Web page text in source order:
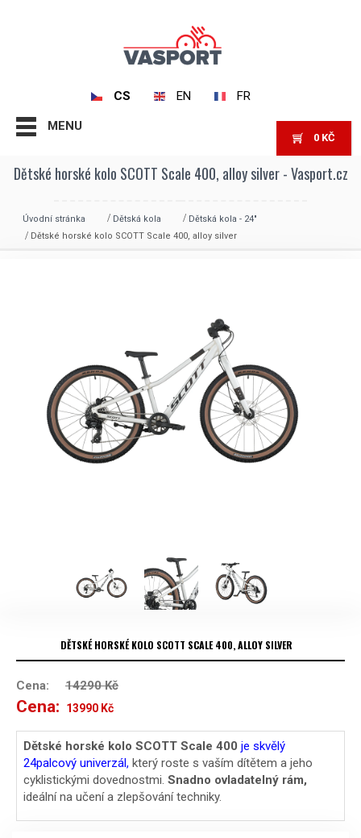
CS EN FR
MENU
0 KČ
Dětské horské kolo SCOTT Scale 400, alloy silver - Vasport.cz
Úvodní stránka Dětská kola
Dětská kola - 24"
Dětské horské kolo SCOTT Scale 400, alloy silver
DĚTSKÉ HORSKÉ KOLO SCOTT SCALE 400, ALLOY SILVER
Cena: 14290Kč
Cena: Původní
cena
byla:
14290 Kč.
13990 Kč
cena
je:
13990 Kč.
Dětské horské kolo SCOTT Scale 400 je skvělý
24palcový univerzál, který roste s vaším dítětem a jeho
cyklistickými dovednostmi. Snadno ovladatelný rám,
ideální na učení a zlepšování techniky.